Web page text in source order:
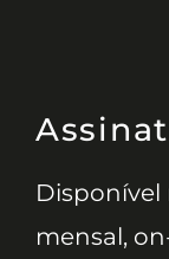
Disponível
mensal,